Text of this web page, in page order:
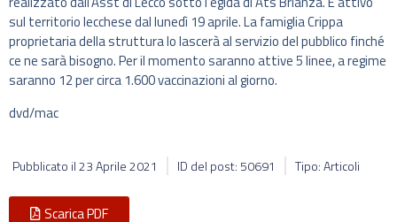
sul territorio lecchese dal lunedì 19 aprile. La famiglia Crippa
proprietaria della struttura lo lascerà al servizio del pubblico finché
ce ne sarà bisogno. Per il momento saranno attive 5 linee, a regime
saranno 12 per circa 1.600 vaccinazioni al giorno.
dvd/mac
Pubblicato il23 Aprile 2021 ID del post: 50691 Tipo: Articoli
Scarica PDF